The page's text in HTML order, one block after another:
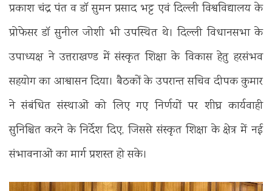
प्रकाश चंद्र पंत व डॉ सुमन प्रसाद भट्ट एवं दिल्ली विश्वविद्यालय के
प्रोफेसर डॉ सुनील जोशी भी उपस्थित थे। दिल्ली विधानसभा के
उपाध्यक्ष ने उत्तराखण्ड में संस्कृत शिक्षा के विकास हेतु हरसंभव
सहयोग का आश्वासन दिया। बैठकों के उपरान्त सचिव दीपक कुमार
ने संबंधित संस्थाओं को लिए गए निर्णयों पर शीघ्र कार्यवाही
सुनिश्चित करने के निर्देश दिए, जिससे संस्कृत शिक्षा के क्षेत्र में नई
संभावनाओं का मार्ग प्रशस्त हो सके।